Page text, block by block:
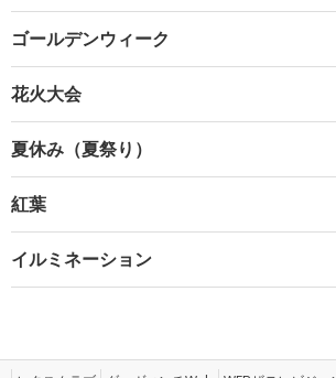
ゴールデンウィーク
花火大会
夏休み（夏祭り）
紅葉
イルミネーション